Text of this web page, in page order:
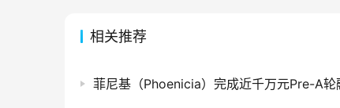
相关推荐
菲尼基（Phoenicia）完成近千万元Pre-A轮